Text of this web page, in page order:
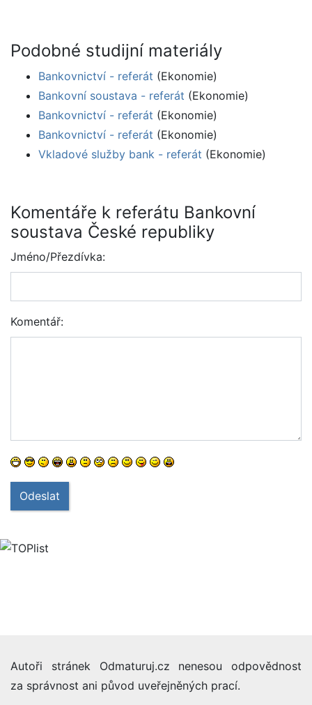
Podobné studijní materiály
Bankovnictví - referát (Ekonomie)
Bankovní soustava - referát (Ekonomie)
Bankovnictví - referát (Ekonomie)
Bankovnictví - referát (Ekonomie)
Vkladové služby bank - referát (Ekonomie)
Komentáře k referátu Bankovní
soustava České republiky
Jméno/Přezdívka:
Komentář:
Odeslat
Autoři stránek Odmaturuj.cz nenesou odpovědnost
za správnost ani původ uveřejněných prací.